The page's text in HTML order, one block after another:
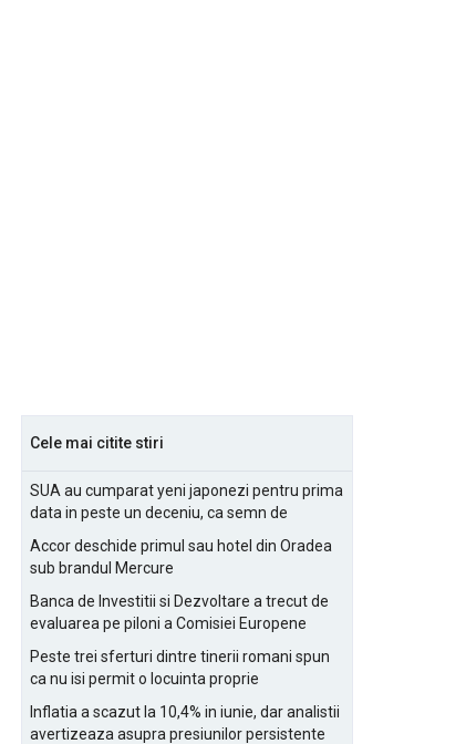
Cele mai citite stiri
SUA au cumparat yeni japonezi pentru prima
data in peste un deceniu, ca semn de
Accor deschide primul sau hotel din Oradea
sub brandul Mercure
Banca de Investitii si Dezvoltare a trecut de
evaluarea pe piloni a Comisiei Europene
Peste trei sferturi dintre tinerii romani spun
ca nu isi permit o locuinta proprie
Inflatia a scazut la 10,4% in iunie, dar analistii
avertizeaza asupra presiunilor persistente